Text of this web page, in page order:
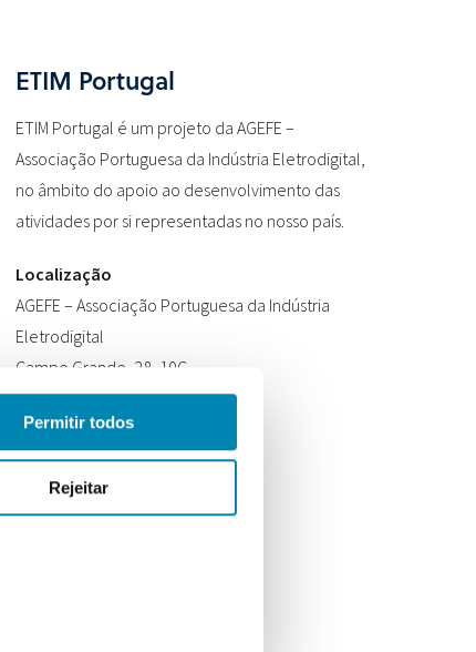
Permitir todos
Rejeitar
ETIM Portugal
ETIM Portugal é um projeto da AGEFE –
Associação Portuguesa da Indústria Eletrodigital,
no âmbito do apoio ao desenvolvimento das
atividades por si representadas no nosso país.
Localização
AGEFE – Associação Portuguesa da Indústria
Eletrodigital
Campo Grande, 28, 10C
1700-093 Lisboa
Contactos
Telefone:+351 210 182 127
Email:info@etimportugal.pt